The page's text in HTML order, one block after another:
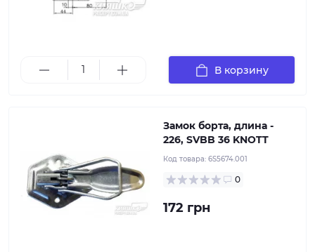
В корзину
Замок борта, длина -
226, SVBB 36 KNOTT
Код товара: 6S5674.001
0
172 грн